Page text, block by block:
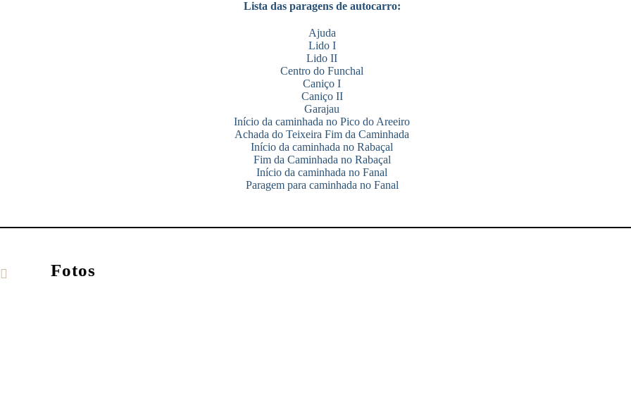
Lista das paragens de autocarro:
Ajuda
Lido I
Lido II
Centro do Funchal
Caniço I
Caniço II
Garajau
Início da caminhada no Pico do Areeiro
Achada do Teixeira Fim da Caminhada
Início da caminhada no Rabaçal
Fim da Caminhada no Rabaçal
Início da caminhada no Fanal
Paragem para caminhada no Fanal
Fotos